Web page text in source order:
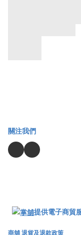
關注我們
提供電子商貿
商舖退貨及退款政策